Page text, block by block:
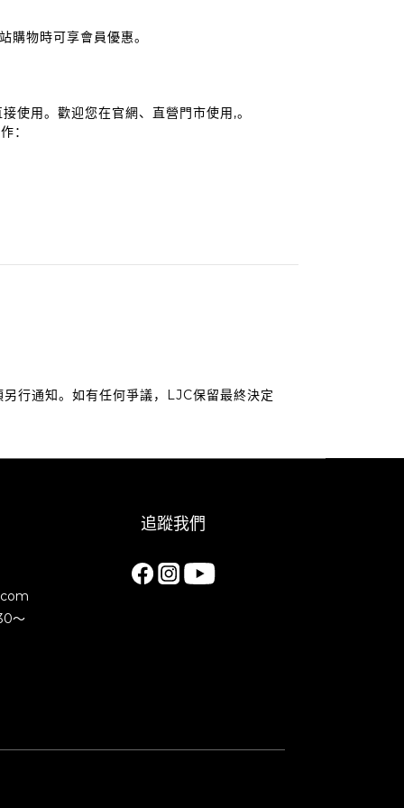
物時可享會員優惠。
用。歡迎您在官網、直營門市使用,。
：
通知。如有任何爭議，LJC保留最終決定
～
追蹤我們